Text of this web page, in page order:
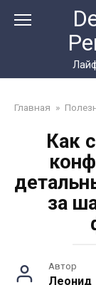
Главная »
Как
за
Автор
Леонид